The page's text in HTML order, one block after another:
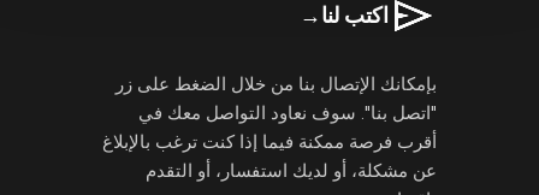
اكتب لنا→
بإمكانك الإتصال بنا من خلال الضغط على زر
"اتصل بنا". سوف نعاود التواصل معك في
أقرب فرصة ممكنة فيما إذا كنت ترغب بالإبلاغ
عن مشكلة، أو لديك استفسار، أو التقدم